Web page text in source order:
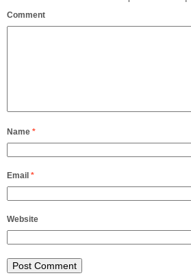
Comment
Name *
Email *
Website